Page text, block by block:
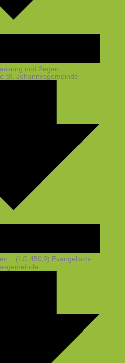
und Segen
St. Johannesgemeinde
(LG 450,9) Evangelisch-